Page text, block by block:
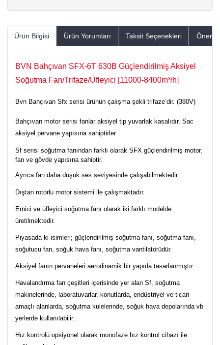
Ürün Bilgisi Ürün Yorumları Taksit Seçenekleri
BVN Bahçıvan SFX-6T 630B Güçlendirilmiş Aksiyel
Soğutma Fan/Trifaze/Üfleyici [11000-8400m³/h]
Bvn Bahçıvan Sfx serisi ürünün çalışma şekli trifaze’dir. (380V)
Bahçıvan motor serisi fanlar aksiyel tip yuvarlak kasalıdır. Sac
aksiyel pervane yapısına sahiptirler.
Sf serisi soğutma fanından farklı olarak SFX güçlendirilmiş motor,
fan ve gövde yapısına sahiptir.
Ayrıca fan daha düşük ses seviyesinde çalışabilmektedir.
Dıştan rotorlu motor sistemi ile çalışmaktadır.
Emici ve üfleyici soğutma fanı olarak iki farklı modelde
üretilmektedir.
Piyasada ki isimleri; güçlendirilmiş soğutma fanı, soğutma fanı,
soğutucu fan, soğuk hava fanı, soğutma vantilatörüdür.
Aksiyel fanın pervaneleri aerodinamik bir yapıda tasarlanmıştır.
Havalandırma fan çeşitleri içerisinde yer alan Sf, soğutma
makinelerinde, laboratuvarlar, konutlarda, endüstriyel ve ticari
amaçlı alanlarda, soğutma kulelerinde, soğuk hava depolarında vb
yerlerde kullanılabilir.
Hız kontrolü opsiyonel olarak monofaze hız kontrol cihazı ile